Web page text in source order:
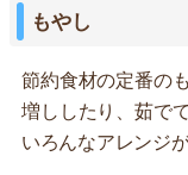
もやし
節約食材の定番の
増ししたり、茹で
いろんなアレンジ